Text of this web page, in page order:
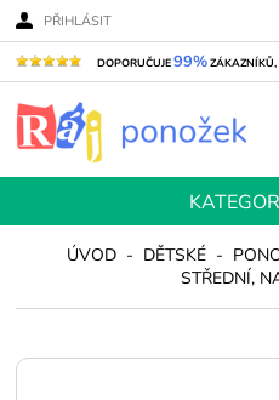
PŘIHLÁSIT
DOPORUČUJE99%ZÁKAZNÍKŮ,
ÚVOD - DĚTSKÉ -
STŘEDNÍ,